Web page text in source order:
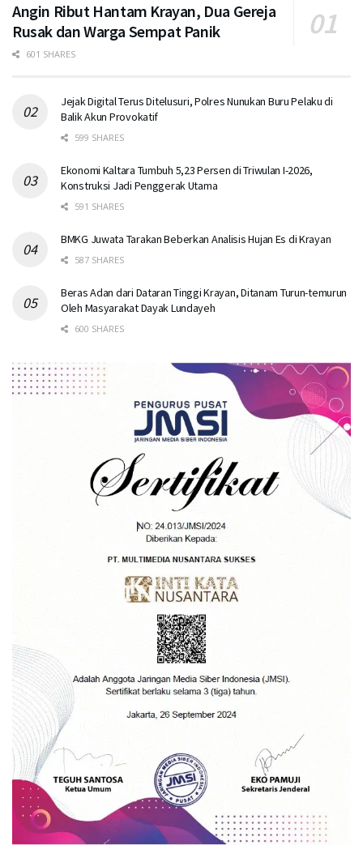
Angin Ribut Hantam Krayan, Dua Gereja
Rusak dan Warga Sempat Panik
601 SHARES
Jejak Digital Terus Ditelusuri, Polres Nunukan Buru Pelaku di
Balik Akun Provokatif
599 SHARES
Ekonomi Kaltara Tumbuh 5,23 Persen di Triwulan I-2026,
Konstruksi Jadi Penggerak Utama
591 SHARES
BMKG Juwata Tarakan Beberkan Analisis Hujan Es di Krayan
587 SHARES
Beras Adan dari Dataran Tinggi Krayan, Ditanam Turun-temurun
Oleh Masyarakat Dayak Lundayeh
600 SHARES